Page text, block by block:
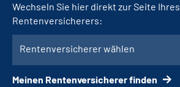
Wechseln Sie hier direkt zur Seite Ihres
Rentenversicherers:
Rentenversicherer wählen
Meinen Rentenversicherer finden